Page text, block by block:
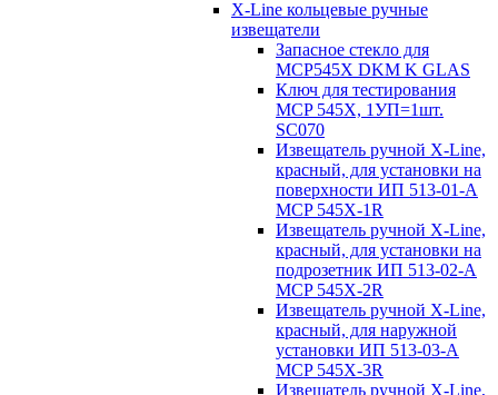
X-Line кольцевые ручные
извещатели
Запасное стекло для
MCP545Х DKM K GLAS
Ключ для тестирования
MCP 545X, 1УП=1шт.
SC070
Извещатель ручной X-Line,
красный, для установки на
поверхности ИП 513-01-A
MCP 545X-1R
Извещатель ручной X-Line,
красный, для установки на
подрозетник ИП 513-02-A
MCP 545X-2R
Извещатель ручной X-Line,
красный, для наружной
установки ИП 513-03-A
MCP 545X-3R
Извещатель ручной X-Line,